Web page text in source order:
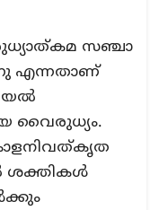
സഞ്ചാ
എന്നതാണ്
വൈരുധ്യം.
ശക്തികള്‍